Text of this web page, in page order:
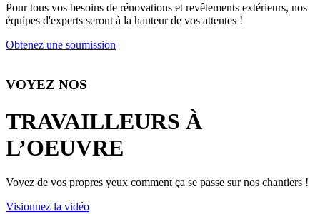
Pour tous vos besoins de rénovations et revêtements extérieurs, nos
équipes d'experts seront à la hauteur de vos attentes !
Obtenez une soumission
VOYEZ NOS
TRAVAILLEURS À
L’OEUVRE
Voyez de vos propres yeux comment ça se passe sur nos chantiers !
Visionnez la vidéo